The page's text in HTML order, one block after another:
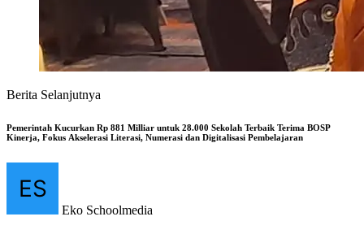
Berita Selanjutnya
Pemerintah Kucurkan Rp 881 Milliar untuk 28.000 Sekolah Terbaik Terima BOSP
Kinerja, Fokus Akselerasi Literasi, Numerasi dan Digitalisasi Pembelajaran
Eko Schoolmedia